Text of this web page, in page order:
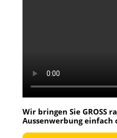
Wir bringen Sie GROSS
Aussenwerbung einfach